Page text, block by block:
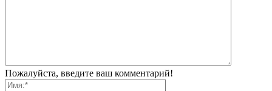
Пожалуйста, введите ваш комментарий!